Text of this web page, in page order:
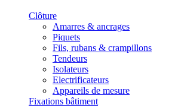
Clôture
Amarres & ancrages
Piquets
Fils, rubans & crampillons
Tendeurs
Isolateurs
Electrificateurs
Appareils de mesure
Fixations bâtiment